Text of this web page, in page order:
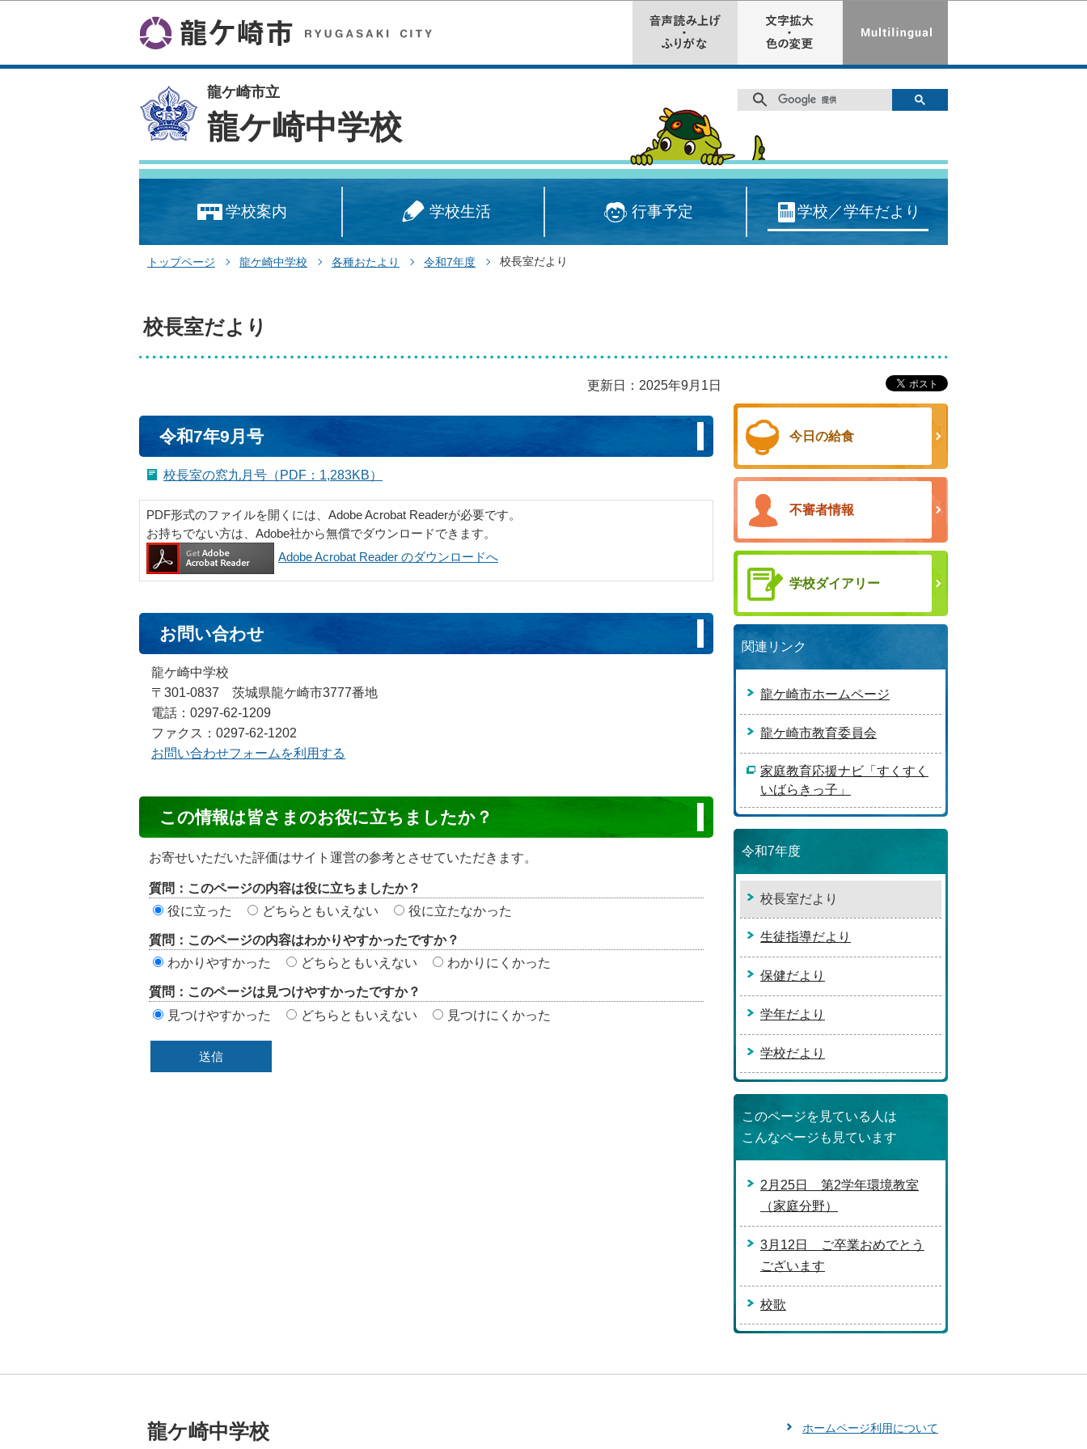
龍ケ崎市立
龍ケ崎中学校
学校案内 学校生活 行事予定 学校／学年だより
トップページ 龍ケ崎中学校 各種おたより 令和7年度 校長室だより
校長室だより
更新日：2025年9月1日
令和7年9月号
校長室の窓九月号（PDF：1,283KB）
PDF形式のファイルを開くには、Adobe Acrobat Readerが必要です。
お持ちでない方は、Adobe社から無償でダウンロードできます。
Adobe Acrobat Reader のダウンロードへ
お問い合わせ
龍ケ崎中学校
〒301-0837 茨城県龍ケ崎市3777番地
電話：0297-62-1209
ファクス：0297-62-1202
お問い合わせフォームを利用する
ン
テ
ン
ツ
価
リ
ア
この情報は皆さまのお役に立ちましたか？
お寄せいただいた評価はサイト運営の参考とさせていただきます。
質問：このページの内容は役に立ちましたか？
役に立った
どちらともいえない 役に立たなかった
質問：このページの内容はわかりやすかったですか？
わかりやすかった
どちらともいえない わかりにくかった
質問：このページは見つけやすかったですか？
見つけやすかった
どちらともいえない 見つけにくかった
今日の給食
不審者情報
学校ダイアリー
関連リンク
龍ケ崎市ホームページ
龍ケ崎市教育委員会
家庭教育応援ナビ「すくすく
いばらきっ子」
令和7年度
校長室だより
生徒指導だより
保健だより
学年だより
学校だより
このページを見ている人は
こんなページも見ています
2月25日 第2学年環境教室
（家庭分野）
3月12日 ご卒業おめでとう
ございます
校歌
ホームページ利用について
龍ケ崎中学校